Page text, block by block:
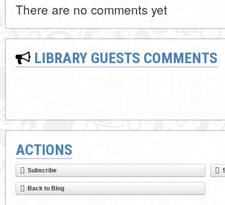
There are no comments yet
LIBRARY GUESTS COMMENTS
ACTIONS
Subscribe
Back to Blog